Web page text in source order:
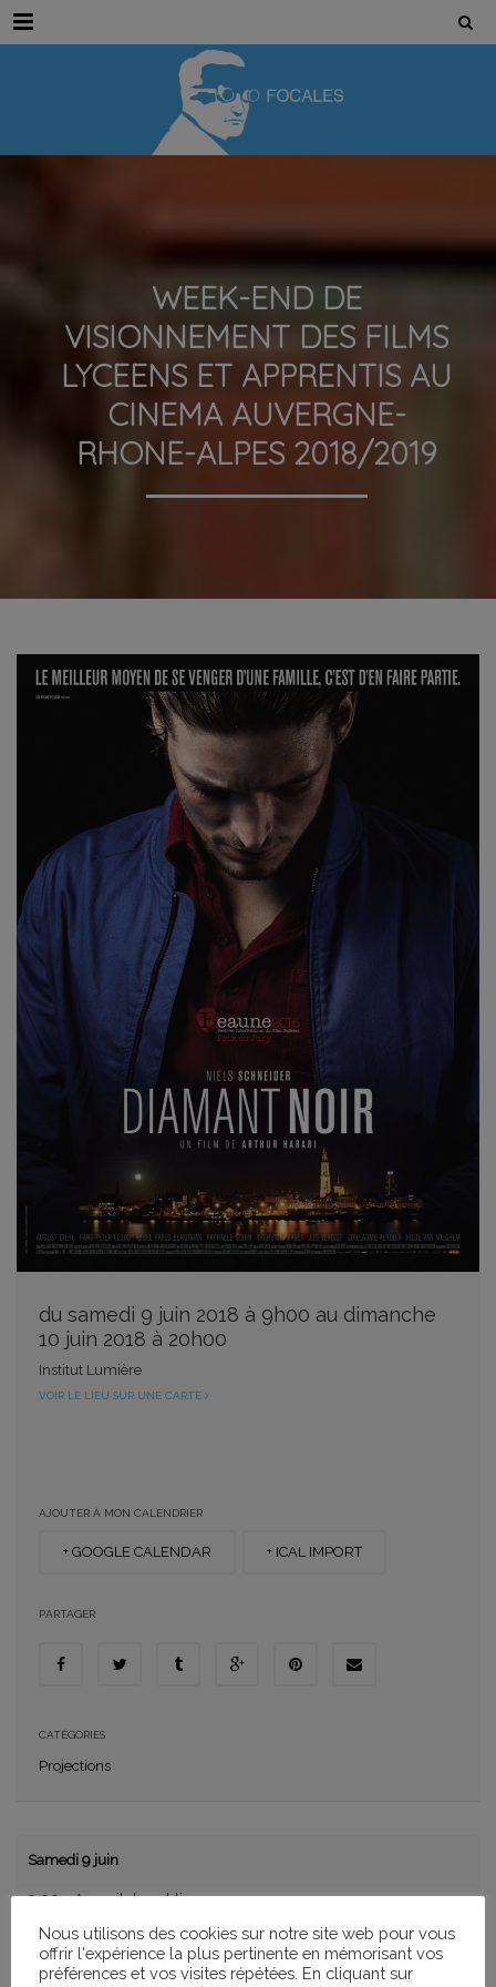
Menu
WEEK-END DE
VISIONNEMENT DES FILMS
LYCEENS ET APPRENTIS AU
CINEMA AUVERGNE-
RHONE-ALPES 2018/2019
du samedi 9 juin 2018 à 9h00 au dimanche
10 juin 2018 à 20h00
Institut Lumière
VOIR LE LIEU SUR UNE CARTE
AJOUTER À MON CALENDRIER
+ GOOGLE CALENDAR + ICAL IMPORT
PARTAGER
CATÉGORIES
Projections
Samedi 9 juin
9.00 – Accueil du public
9.30 – LA TETE HAUTE, Emmanuelle Bercot, 1h59 (La bande
annonce)
Nous utilisons des cookies sur notre site web pour vous
offrir l'expérience la plus pertinente en mémorisant vos
préférences et vos visites répétées. En cliquant sur